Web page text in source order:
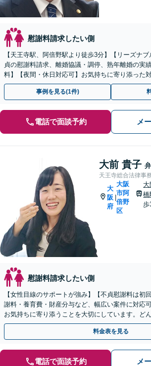
慰謝料請求したい側
【天王寺駅、阿倍野駅より徒歩3分】【リーズナ
貞の慰謝料請求、離婚協議・調停、熟年離婚の実
料】【夜間・休日対応可】お気持ちに寄り添った
気軽にご相談ください。
事例を見る(1件)
電話で面談予約 メ
大前 貴子
天王寺総合法律事
大
阪
府
大阪
市阿
倍野
区
歩
慰謝料請求したい側
【女性目線のサポートが強み】【不貞慰謝料は初
謝料・養育費・財産分与など、幅広い案件に対応
お気持ちに寄り添うことを大切にしています。ど
も、まずはご相談ください。有利な解決に向けて
料金表を見る
電話で面談予約 メ